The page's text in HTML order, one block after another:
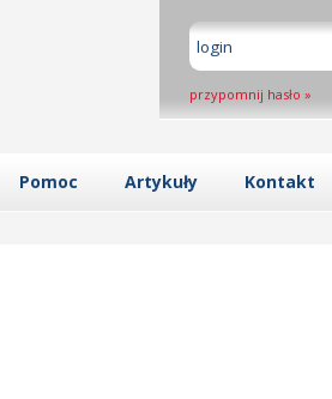
przypomnij hasło »
Pomoc Artykuły Kontakt